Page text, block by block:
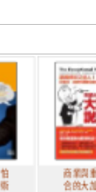
商業與重要場
合的大加分說